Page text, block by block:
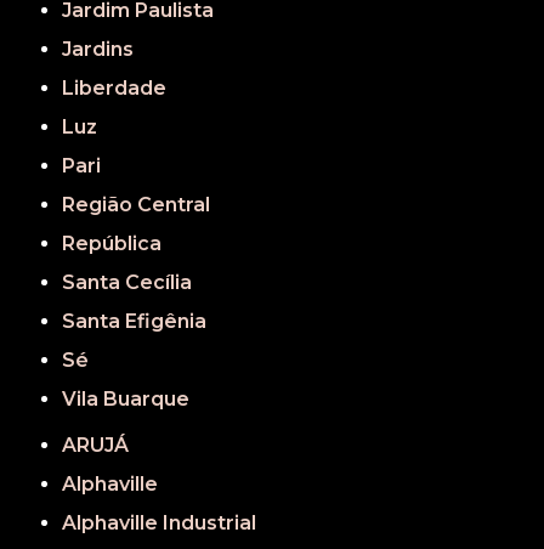
Jardim Paulista
Jardins
Liberdade
Luz
Pari
Região Central
República
Santa Cecília
Santa Efigênia
Sé
Vila Buarque
ARUJÁ
Alphaville
Alphaville Industrial